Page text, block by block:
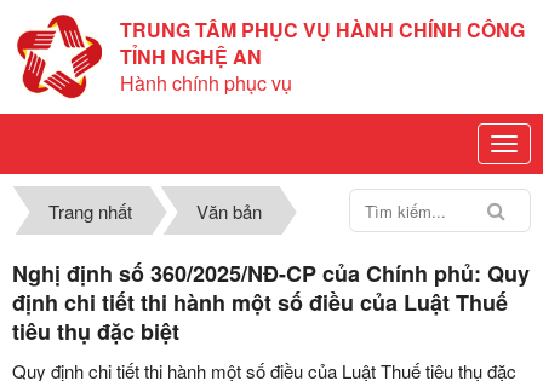
TRUNG TÂM PHỤC VỤ HÀNH CHÍNH CÔNG
TỈNH NGHỆ AN
Hành chính phục vụ
Trang nhất Văn bản
Nghị định số 360/2025/NĐ-CP của Chính phủ: Quy
định chi tiết thi hành một số điều của Luật Thuế
tiêu thụ đặc biệt
Quy định chi tiết thi hành một số điều của Luật Thuế tiêu thụ đặc